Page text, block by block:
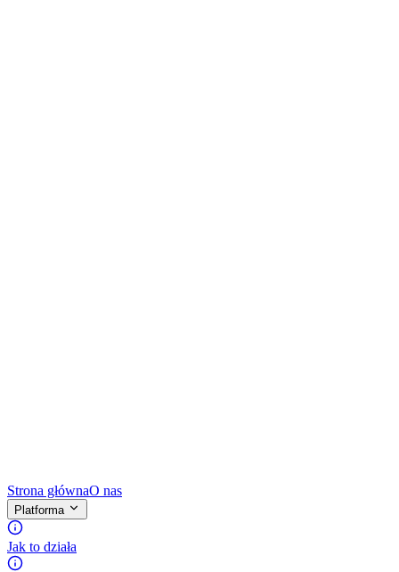
Strona głównaO nas
Platforma
Jak to działa